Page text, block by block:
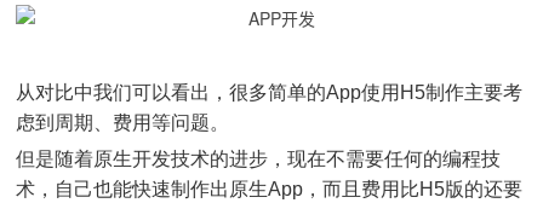
从对比中我们可以看出，很多简单的App使用H5制作主要考
虑到周期、费用等问题。
但是随着原生开发技术的进步，现在不需要任何的编程技
术，自己也能快速制作出原生App，而且费用比H5版的还要